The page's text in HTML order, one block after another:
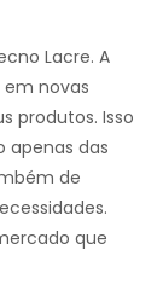
Lacre. A
novas
produtos. Isso
apenas das
de
que